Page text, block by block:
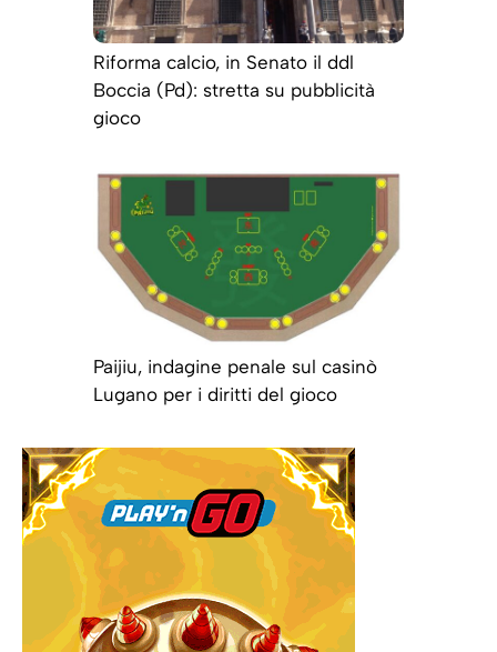
Riforma calcio, in Senato il ddl
Boccia (Pd): stretta su pubblicità
gioco
Paijiu, indagine penale sul casinò
Lugano per i diritti del gioco